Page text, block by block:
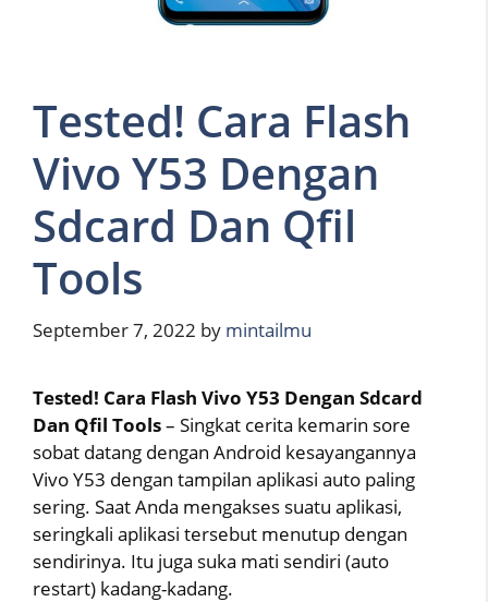
Tested! Cara Flash
Vivo Y53 Dengan
Sdcard Dan Qfil
Tools
September 7, 2022 by mintailmu
Tested! Cara Flash Vivo Y53 Dengan Sdcard
Dan Qfil Tools– Singkat cerita kemarin sore
sobat datang dengan Android kesayangannya
Vivo Y53 dengan tampilan aplikasi auto paling
sering. Saat Anda mengakses suatu aplikasi,
seringkali aplikasi tersebut menutup dengan
sendirinya. Itu juga suka mati sendiri (auto
restart) kadang-kadang.